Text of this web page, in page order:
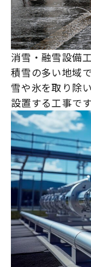
消雪・融雪設備
積雪の多い地域
雪や氷を取り除
設置する工事です